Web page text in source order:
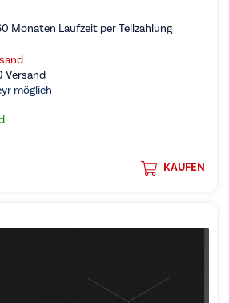
Monaten Laufzeit per Teilzahlung
Versand
möglich
KAUFEN